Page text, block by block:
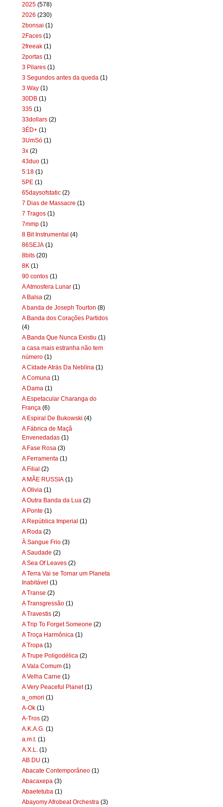
2025 (578)
2026 (230)
2bonsai (1)
2Faces (1)
2freeak (1)
2portas (1)
3 Pilares (1)
3 Segundos antes da queda (1)
3 Way (1)
30DB (1)
335 (1)
33dollars (2)
3ÉD+ (1)
3UmSó (1)
3x (2)
43duo (1)
5:18 (1)
5PE (1)
65daysofstatic (2)
7 Dias de Massacre (1)
7 Tragos (1)
7mmp (1)
8 Bit Instrumental (4)
86SEJA (1)
8bits (20)
8K (1)
90 contos (1)
A Atmosfera Lunar (1)
A Balsa (2)
A banda de Joseph Tourton (8)
A Banda dos Corações Partidos
(4)
A Banda Que Nunca Existiu (1)
a casa mais estranha não tem
número (1)
A Cïdade Aträs Da Neblïna (1)
A Comuna (1)
A Dama (1)
A Espetacular Charanga do
França (6)
A Espiral De Bukowski (4)
A Fábrica de Maçã
Envenedadas (1)
A Fase Rosa (3)
A Ferramenta (1)
A Filial (2)
A MÃE RUSSIA (1)
A Olivia (1)
A Outra Banda da Lua (2)
A Ponte (1)
A República Imperial (1)
A Roda (2)
À Sangue Frio (3)
A Saudade (2)
A Sea Of Leaves (2)
A Terra Vai se Tornar um Planeta
Inabitável (1)
A Transe (2)
A Transgressão (1)
A Travestis (2)
A Trip To Forget Someone (2)
A Troça Harmônica (1)
A Tropa (1)
A Trupe Poligodélica (2)
A Vala Comum (1)
A Velha Carne (1)
A Very Peaceful Planet (1)
a_omori (1)
A-Ok (1)
A-Tros (2)
A.K.A.G. (1)
a.m.t. (1)
A.X.L.
(1)
AB.DU (1)
Abacate Contemporâneo (1)
Abacaxepa (3)
Abaetetuba (1)
Abayomy Afrobeat Orchestra (3)